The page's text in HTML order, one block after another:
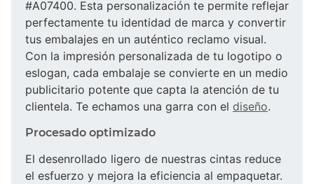
#A07400. Esta personalización te permite reflejar
perfectamente tu identidad de marca y convertir
tus embalajes en un auténtico reclamo visual.
Con la impresión personalizada de tu logotipo o
eslogan, cada embalaje se convierte en un medio
publicitario potente que capta la atención de tu
clientela. Te echamos una garra con el diseño.
Procesado optimizado
El desenrollado ligero de nuestras cintas reduce
el esfuerzo y mejora la eficiencia al empaquetar.